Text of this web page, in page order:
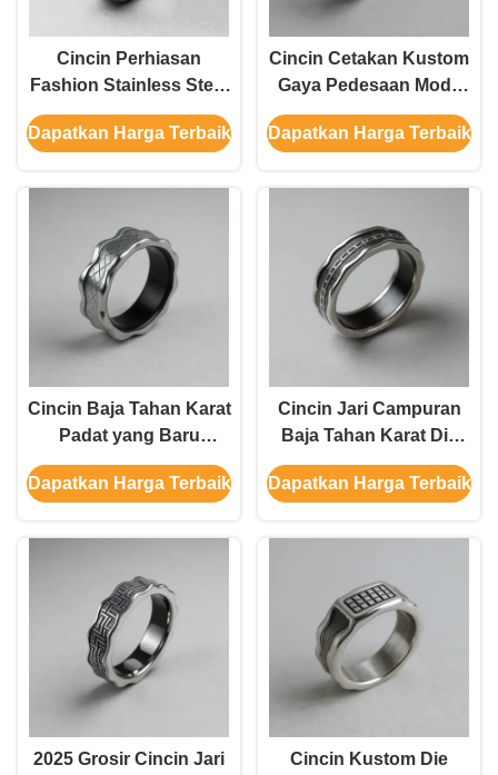
Cincin Perhiasan
Fashion Stainless Steel
Tidak Beraturan Cincin
Kawin Cincin Stainless
Kawin Pria untuk pria
Dapatkan Harga Terbaik
Cincin Cetakan Kustom
Gaya Pedesaan Mode
Pria Elegan Cincin Baja
Tahan Karat untuk Pria
Dapatkan Harga Terbaik
Cincin Baja Tahan Karat
Padat yang Baru
Dikembangkan Ukuran
Acak Jenis Cincin
Karat untuk Pria dan
Dapatkan Harga Terbaik
Cincin Jari Campuran
Baja Tahan Karat Die
Cast Ukuran Acak Jenis
Cincin Perhiasan Baja
dan Wanita
Dapatkan Harga Terbaik
2025 Grosir Cincin Jari
Cincin Kustom Die